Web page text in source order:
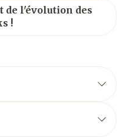
de l'évolution des
!